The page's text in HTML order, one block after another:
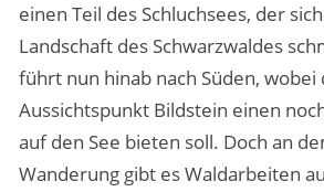
einen Teil des Schluchsees, der
Landschaft des Schwarzwaldes
führt nun hinab nach Süden, wobei
Aussichtspunkt Bildstein einen
auf den See bieten soll. Doch an
Wanderung gibt es Waldarbeiten